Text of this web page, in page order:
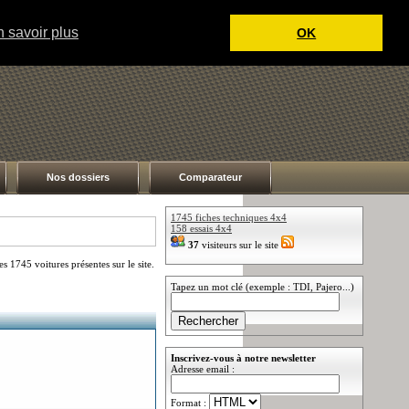
savoir plus OK
Nos dossiers Comparateur
1745 voitures présentes sur le site.
1745 fiches techniques 4x4
158 essais 4x4
37 visiteurs sur le site
Tapez un mot clé (exemple : TDI, Pajero...)
Inscrivez-vous à notre newsletter
Adresse email :
Format :